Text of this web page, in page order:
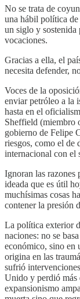
No se trata de
una hábil política de
un siglo y
vocaciones.
Gracias a ella, el
necesita defender,
Voces de la
enviar petróleo a la
hasta en el
Sheffield (miembro
gobierno de Felipe
riesgos, como el de
internacional con el
Ignoran las razones
ideada que es útil
muchísimas cosas
contener la presión
La política exterior
naciones: no se
económico, sino en
origina en las
sufrió
Unido y perdió más
expansionismo